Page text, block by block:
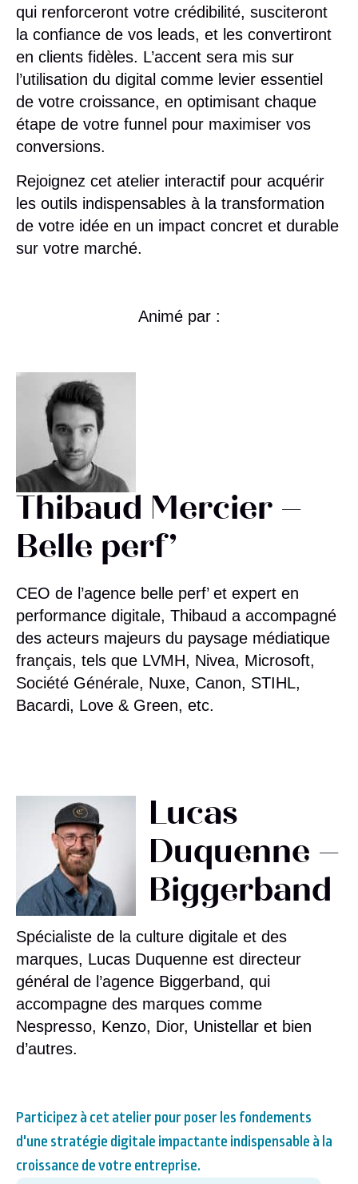
qui renforceront votre crédibilité, susciteront
la confiance de vos leads, et les convertiront
en clients fidèles. L’accent sera mis sur
l’utilisation du digital comme levier essentiel
de votre croissance, en optimisant chaque
étape de votre funnel pour maximiser vos
conversions.
Rejoignez cet atelier interactif pour acquérir
les outils indispensables à la transformation
de votre idée en un impact concret et durable
sur votre marché.
Animé par :
Thibaud Mercier –
Belle perf’
CEO de l’agence belle perf’ et expert en
performance digitale, Thibaud a accompagné
des acteurs majeurs du paysage médiatique
français, tels que LVMH, Nivea, Microsoft,
Société Générale, Nuxe, Canon, STIHL,
Bacardi, Love & Green, etc.
Lucas
Duquenne –
Biggerband
Spécialiste de la culture digitale et des
marques, Lucas Duquenne est directeur
général de l’agence Biggerband, qui
accompagne des marques comme
Nespresso, Kenzo, Dior, Unistellar et bien
d’autres.
Participez à cet atelier pour poser les fondements
d'une stratégie digitale impactante indispensable à la
croissance de votre entreprise.